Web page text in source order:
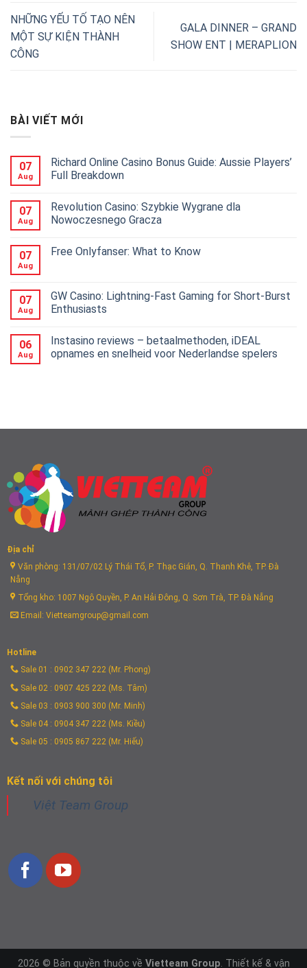
NHỮNG YẾU TỐ TẠO NÊN
MỘT SỰ KIỆN THÀNH
CÔNG
GALA DINNER – GRAND
SHOW ENT | MERAPLION
BÀI VIẾT MỚI
07
Aug
Richard Online Casino Bonus Guide: Aussie Players’
Full Breakdown
07
Aug
Revolution Casino: Szybkie Wygrane dla
Nowoczesnego Gracza
07
Aug
Free Onlyfanser: What to Know
07
Aug
GW Casino: Lightning‑Fast Gaming for Short‑Burst
Enthusiasts
06
Aug
Instasino reviews – betaalmethoden, iDEAL
opnames en snelheid voor Nederlandse spelers
Địa chỉ
Văn phòng: 131/07/02 Lý Thái Tổ, P. Thạc Gián, Q. Thanh Khê, TP. Đà
Nẵng
Tổng kho: 1007 Ngô Quyền, P. An Hải Đông, Q. Sơn Trà, TP. Đà Nẵng
Email: Vietteamgroup@gmail.com
Hotline
Sale 01 : 0902 347 222 (Mr. Phong)
Sale 02 : 0907 425 222 (Ms. Tâm)
Sale 03 : 0903 900 300 (Mr. Minh)
Sale 04 : 0904 347 222 (Ms. Kiều)
Sale 05 : 0905 867 222 (Mr. Hiếu)
Kết nối với chúng tôi
Việt Team Group
2026 © Bản quyền thuộc về Vietteam Group. Thiết kế & vận